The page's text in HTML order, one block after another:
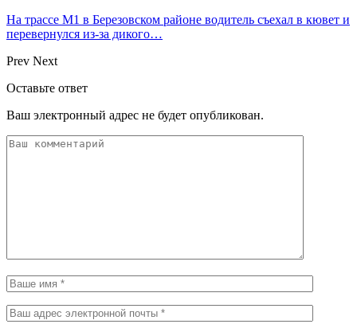
На трассе М1 в Березовском районе водитель съехал в кювет и
перевернулся из-за дикого…
Prev Next
Оставьте ответ
Ваш электронный адрес не будет опубликован.